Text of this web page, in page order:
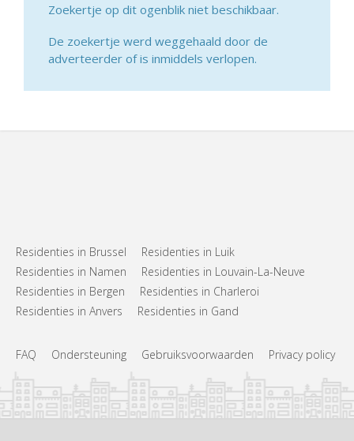
Zoekertje op dit ogenblik niet beschikbaar.
De zoekertje werd weggehaald door de
adverteerder of is inmiddels verlopen.
Residenties in Brussel
Residenties in Luik
Residenties in Namen
Residenties in Louvain-La-Neuve
Residenties in Bergen
Residenties in Charleroi
Residenties in Anvers
Residenties in Gand
FAQ Ondersteuning Gebruiksvoorwaarden Privacy policy